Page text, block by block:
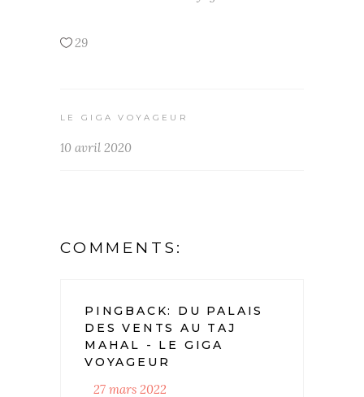
29
LE GIGA VOYAGEUR
10 avril 2020
COMMENTS:
PINGBACK: DU PALAIS
DES VENTS AU TAJ
MAHAL - LE GIGA
VOYAGEUR
27 mars 2022